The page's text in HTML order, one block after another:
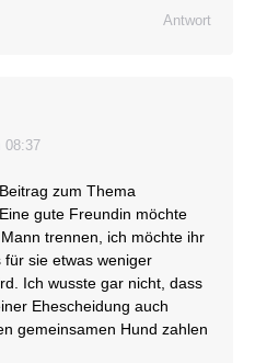
Antwort
08:37
zum Thema
gute Freundin möchte
trennen, ich möchte ihr
für sie etwas weniger
Ich wusste gar nicht, dass
Ehescheidung auch
gemeinsamen Hund zahlen